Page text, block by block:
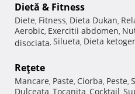
Dietă & Fitness
Diete, Fitness, Dieta Dukan,
Aerobic, Exercitii abdomen,
disociata, Silueta, Dieta
Reţete
Mancare, Paste, Ciorba, Peste,
Dulceata, Tocanita, Cocktail,